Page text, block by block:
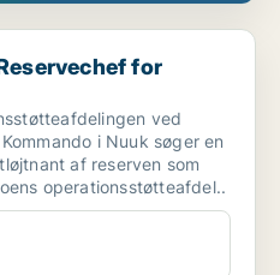
for Operationsstøt...
for
ved
i Nuuk søger en
af reserven som
operationsstøtteafdel..